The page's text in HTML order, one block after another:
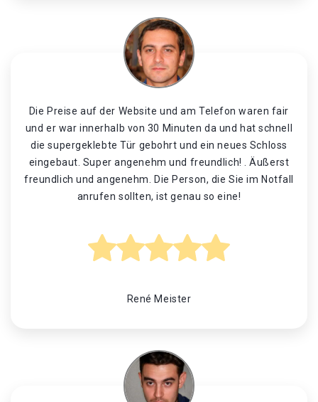
Die Preise auf der Website und am Telefon waren fair
und er war innerhalb von 30 Minuten da und hat schnell
die supergeklebte Tür gebohrt und ein neues Schloss
eingebaut. Super angenehm und freundlich! . Äußerst
freundlich und angenehm. Die Person, die Sie im Notfall
anrufen sollten, ist genau so eine!
René Meister